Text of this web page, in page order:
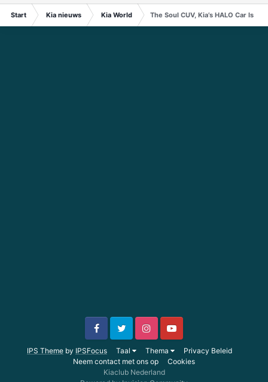
Start Kia nieuws Kia World The Soul CUV, Kia’s HALO Car Is A
IPS Theme by IPSFocus Taal Thema
Privacy Beleid
Neem contact met ons op
Cookies
Kiaclub Nederland